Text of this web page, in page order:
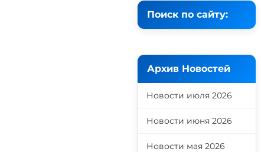
Поиск по сайту:
Архив Новостей
Новости июля 2026
Новости июня 2026
Новости мая 2026